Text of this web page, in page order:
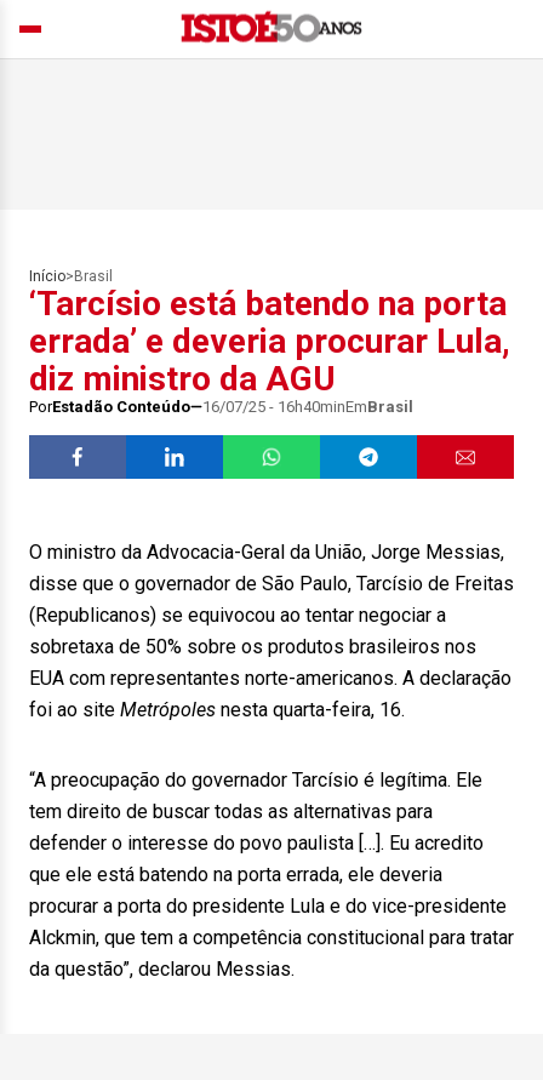
Início> Brasil
‘Tarcísio está batendo na porta
errada’ e deveria procurar Lula,
diz ministro da AGU
PorEstadão Conteúdo 16/07/25 - 16h40minEmBrasil
O ministro da Advocacia-Geral da União, Jorge Messias,
disse que o governador de São Paulo, Tarcísio de Freitas
(Republicanos) se equivocou ao tentar negociar a
sobretaxa de 50% sobre os produtos brasileiros nos
EUA com representantes norte-americanos. A declaração
foi ao site Metrópoles nesta quarta-feira, 16.
“A preocupação do governador Tarcísio é legítima. Ele
tem direito de buscar todas as alternativas para
defender o interesse do povo paulista […]. Eu acredito
que ele está batendo na porta errada, ele deveria
procurar a porta do presidente Lula e do vice-presidente
Alckmin, que tem a competência constitucional para tratar
da questão”, declarou Messias.